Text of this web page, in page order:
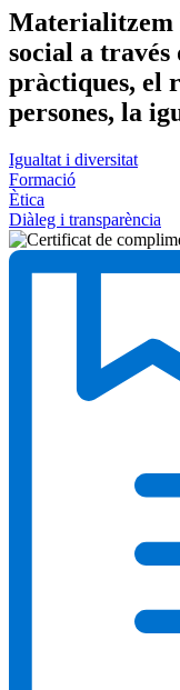
Materialitzem
social a través
pràctiques, el
persones, la
Igualtat i diversitat
Formació
Ètica
Diàleg i transparència